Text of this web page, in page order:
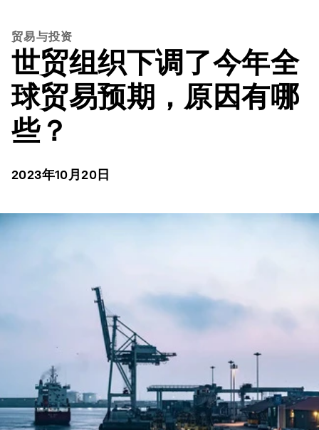
贸易与投资
世贸组织下调了今年全
球贸易预期，原因有哪
些？
2023年10月20日